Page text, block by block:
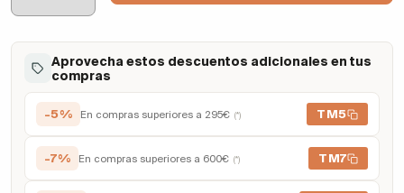
Aprovecha estos descuentos adicionales en tus
compras
-5% En compras superiores a 295€ (*) TM5
-7% En compras superiores a 600€ (*) TM7